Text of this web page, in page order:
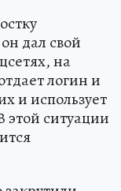
дал свой
на
логин и
и использует
этой ситуации